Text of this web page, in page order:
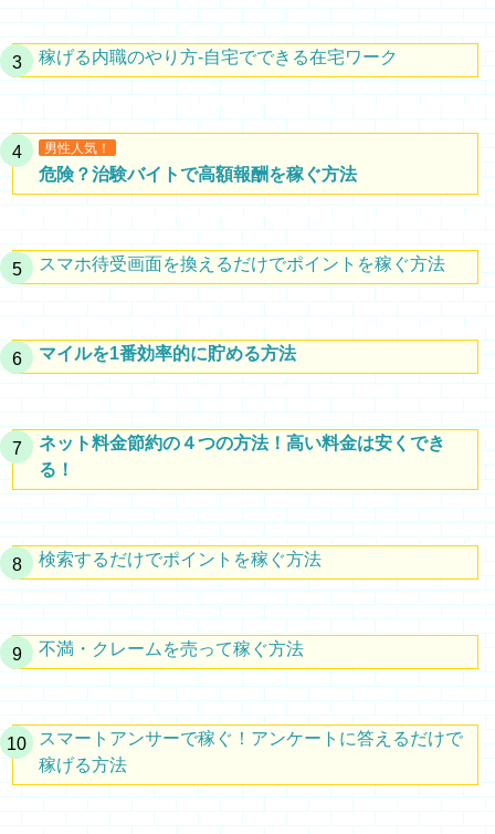
稼げる内職のやり方-自宅でできる在宅ワーク
男性人気！
危険？治験バイトで高額報酬を稼ぐ方法
スマホ待受画面を換えるだけでポイントを稼ぐ方法
マイルを1番効率的に貯める方法
ネット料金節約の４つの方法！高い料金は安くでき
る！
検索するだけでポイントを稼ぐ方法
不満・クレームを売って稼ぐ方法
スマートアンサーで稼ぐ！アンケートに答えるだけで
稼げる方法